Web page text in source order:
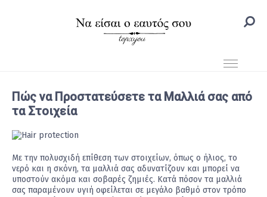
Πώς να Προστατεύσετε τα Μαλλιά σας από
τα Στοιχεία
Με την πολυσχιδή επίθεση των στοιχείων, όπως ο ήλιος, το
νερό και η σκόνη, τα μαλλιά σας αδυνατίζουν και μπορεί να
υποστούν ακόμα και σοβαρές ζημιές. Κατά πόσον τα μαλλιά
σας παραμένουν υγιή οφείλεται σε μεγάλο βαθμό στον τρόπο